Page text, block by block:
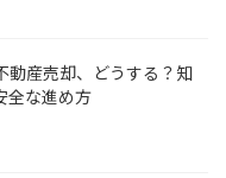
動産売却、どうする？知
全な進め方